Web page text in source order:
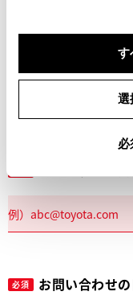
す
選
必
必須 お問い合わせ